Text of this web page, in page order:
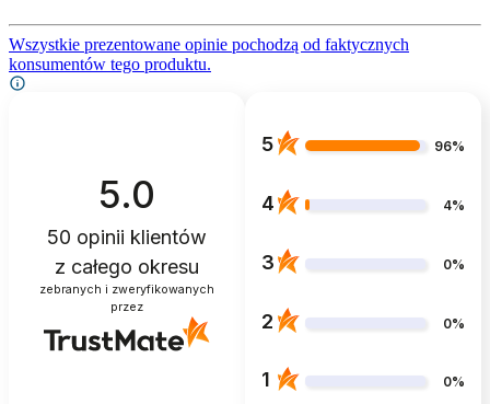
Wszystkie prezentowane opinie pochodzą od faktycznych
konsumentów tego produktu.
5.0
50 opinii klientów
z całego okresu
zebranych i zweryfikowanych
przez
5 96%
4 4%
3 0%
2 0%
1 0%